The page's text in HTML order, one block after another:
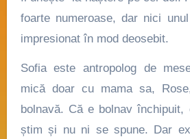
foarte numeroase, dar nici
impresionat în mod deosebit.
Sofiaeste antropolog de
mică doar cu mama sa,
Rose
bolnavă. Că e bolnav
știm și nu ni se spune. Dar